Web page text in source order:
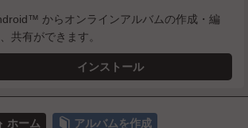
からオンラインアルバムの作成・編
共有ができます。
インストール
ホーム アルバムを作成